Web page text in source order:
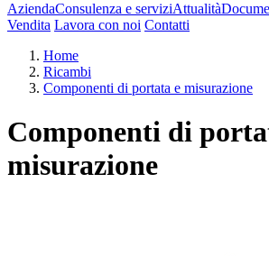
AziendaConsulenza e serviziAttualità
Vendita Lavora con noi Contatti
Home
Ricambi
Componenti di portata e misurazione
Componenti di
misurazione